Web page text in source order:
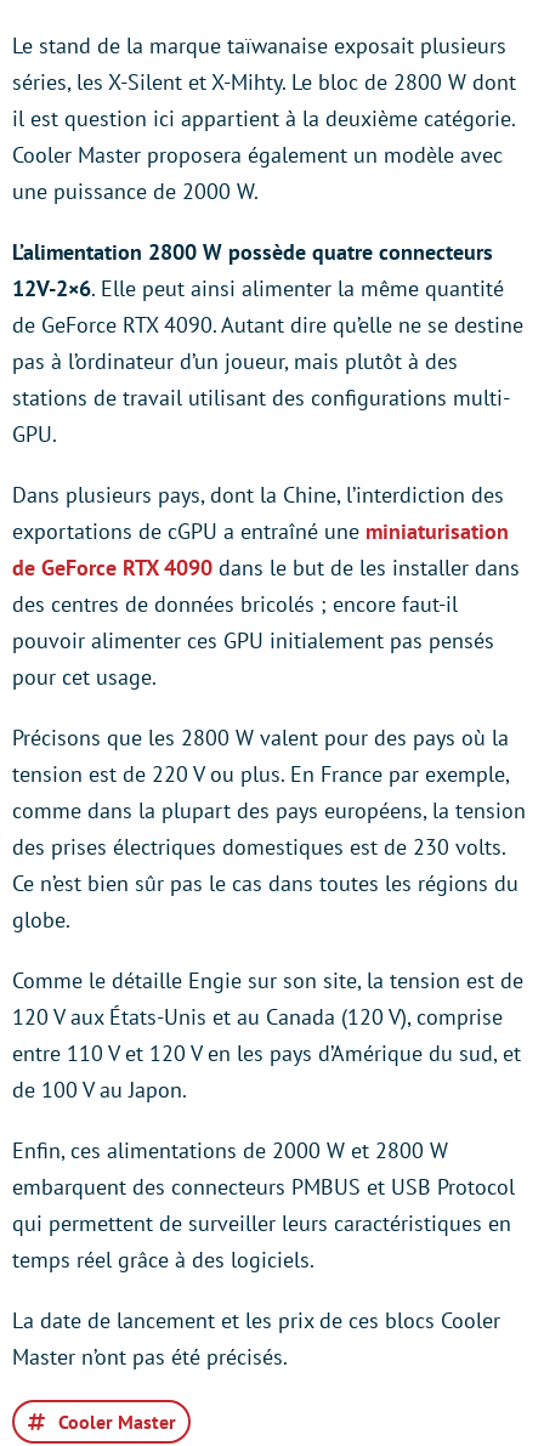
Le stand de la marque taïwanaise exposait plusieurs
séries, les X-Silent et X-Mihty. Le bloc de 2800 W dont
il est question ici appartient à la deuxième catégorie.
Cooler Master proposera également un modèle avec
une puissance de 2000 W.
L’alimentation 2800 W possède quatre connecteurs
12V-2×6. Elle peut ainsi alimenter la même quantité
de GeForce RTX 4090. Autant dire qu’elle ne se destine
pas à l’ordinateur d’un joueur, mais plutôt à des
stations de travail utilisant des configurations multi-
GPU.
Dans plusieurs pays, dont la Chine, l’interdiction des
exportations de cGPU a entraîné une miniaturisation
de GeForce RTX 4090 dans le but de les installer dans
des centres de données bricolés ; encore faut-il
pouvoir alimenter ces GPU initialement pas pensés
pour cet usage.
Précisons que les 2800 W valent pour des pays où la
tension est de 220 V ou plus. En France par exemple,
comme dans la plupart des pays européens, la tension
des prises électriques domestiques est de 230 volts.
Ce n’est bien sûr pas le cas dans toutes les régions du
globe.
Comme le détaille Engie sur son site, la tension est de
120 V aux États-Unis et au Canada (120 V), comprise
entre 110 V et 120 V en les pays d’Amérique du sud, et
de 100 V au Japon.
Enfin, ces alimentations de 2000 W et 2800 W
embarquent des connecteurs PMBUS et USB Protocol
qui permettent de surveiller leurs caractéristiques en
temps réel grâce à des logiciels.
La date de lancement et les prix de ces blocs Cooler
Master n’ont pas été précisés.
Cooler Master